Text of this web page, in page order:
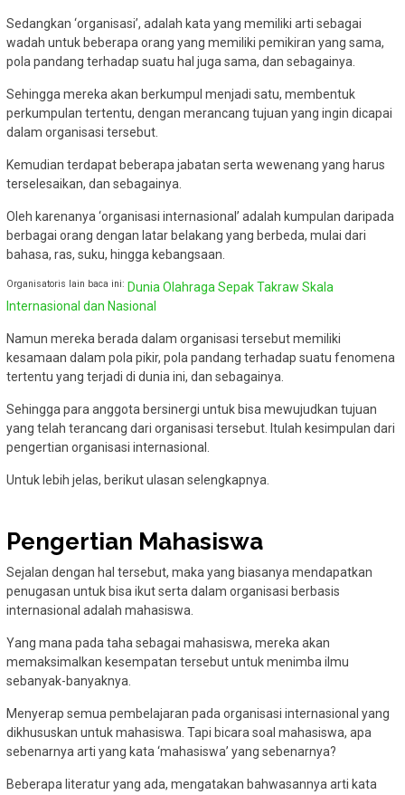
Sedangkan ‘organisasi’, adalah kata yang memiliki arti sebagai
wadah untuk beberapa orang yang memiliki pemikiran yang sama,
pola pandang terhadap suatu hal juga sama, dan sebagainya.
Sehingga mereka akan berkumpul menjadi satu, membentuk
perkumpulan tertentu, dengan merancang tujuan yang ingin dicapai
dalam organisasi tersebut.
Kemudian terdapat beberapa jabatan serta wewenang yang harus
terselesaikan, dan sebagainya.
Oleh karenanya ‘organisasi internasional’ adalah kumpulan daripada
berbagai orang dengan latar belakang yang berbeda, mulai dari
bahasa, ras, suku, hingga kebangsaan.
Organisatoris lain baca ini: Dunia Olahraga Sepak Takraw Skala
Internasional dan Nasional
Namun mereka berada dalam organisasi tersebut memiliki
kesamaan dalam pola pikir, pola pandang terhadap suatu fenomena
tertentu yang terjadi di dunia ini, dan sebagainya.
Sehingga para anggota bersinergi untuk bisa mewujudkan tujuan
yang telah terancang dari organisasi tersebut. Itulah kesimpulan dari
pengertian organisasi internasional.
Untuk lebih jelas, berikut ulasan selengkapnya.
Pengertian Mahasiswa
Sejalan dengan hal tersebut, maka yang biasanya mendapatkan
penugasan untuk bisa ikut serta dalam organisasi berbasis
internasional adalah mahasiswa.
Yang mana pada taha sebagai mahasiswa, mereka akan
memaksimalkan kesempatan tersebut untuk menimba ilmu
sebanyak-banyaknya.
Menyerap semua pembelajaran pada organisasi internasional yang
dikhususkan untuk mahasiswa. Tapi bicara soal mahasiswa, apa
sebenarnya arti yang kata ‘mahasiswa’ yang sebenarnya?
Beberapa literatur yang ada, mengatakan bahwasannya arti kata